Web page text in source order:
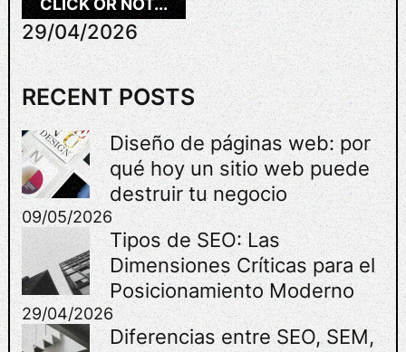
CLICK OR NOT...
A
U
T
O
M
A
T
I
Z
A
C
I
Ó
N
C
O
29/04/2026
RECENT POSTS
Diseño de páginas web: por
qué hoy un sitio web puede
destruir tu negocio
09/05/2026
Tipos de SEO: Las
Dimensiones Críticas para el
Posicionamiento Moderno
29/04/2026
Diferencias entre SEO, SEM,